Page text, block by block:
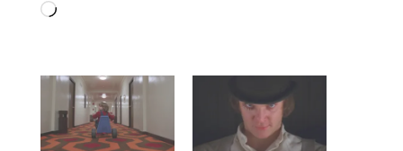
Chargement…